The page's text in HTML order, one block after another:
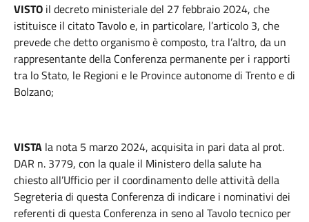
VISTO il decreto ministeriale del 27 febbraio 2024, che
istituisce il citato Tavolo e, in particolare, l’articolo 3, che
prevede che detto organismo è composto, tra l’altro, da un
rappresentante della Conferenza permanente per i rapporti
tra lo Stato, le Regioni e le Province autonome di Trento e di
Bolzano;
VISTA la nota 5 marzo 2024, acquisita in pari data al prot.
DAR n. 3779, con la quale il Ministero della salute ha
chiesto all’Ufficio per il coordinamento delle attività della
Segreteria di questa Conferenza di indicare i nominativi dei
referenti di questa Conferenza in seno al Tavolo tecnico per